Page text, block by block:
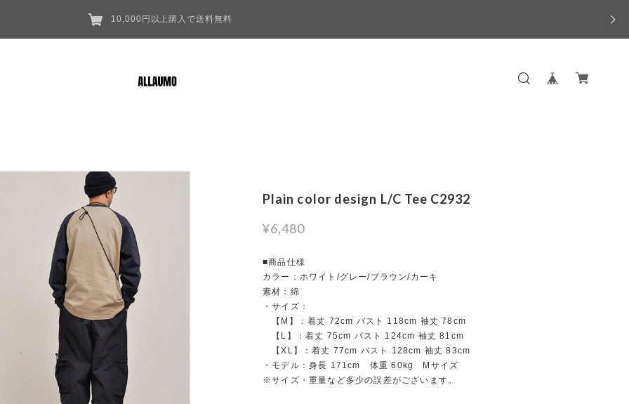
10,000円以上購入で送料無料
Plain color design L/C Tee C2932
¥6,480
■商品仕様
カラー：ホワイト/グレー/ブラウン/カーキ
素材：綿
・サイズ：
【M】：着丈 72cm バスト 118cm 袖丈 78cm
【L】：着丈 75cm バスト 124cm 袖丈 81cm
【XL】：着丈 77cm バスト 128cm 袖丈 83cm
・モデル：身長 171cm 体重 60kg Mサイズ
※サイズ・重量など多少の誤差がございます。